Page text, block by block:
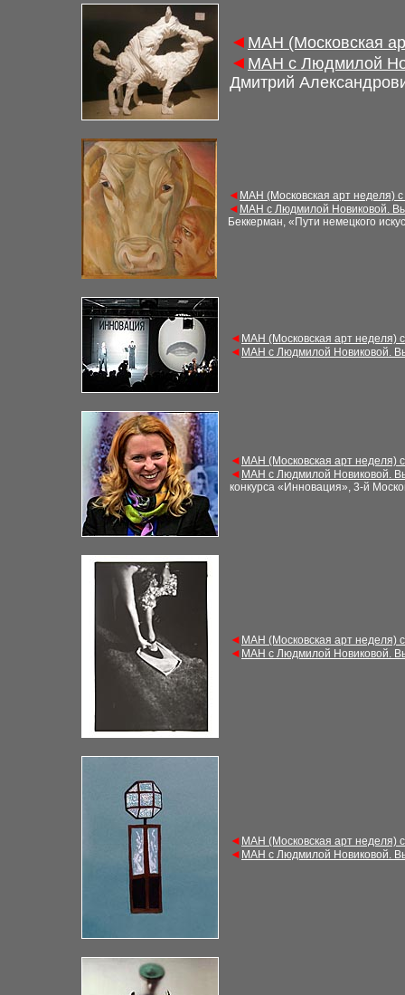
◄ МАН (Московская
◄ МАН с Людмилой
Дмитрий
◄ МАН (Московская арт неделя)
◄ МАН с Людмилой Новиковой.
Беккерман, «Пути немецкого
◄ МАН (Московская арт неделя)
◄ МАН с Людмилой Новиковой.
◄ МАН (Московская арт неделя)
◄ МАН с Людмилой Новиковой.
конкурса «Инновация», 3-й
◄ МАН (Московская арт неделя)
◄ МАН с Людмилой Новиковой.
◄ МАН (Московская арт неделя)
◄ МАН с Людмилой Новиковой.